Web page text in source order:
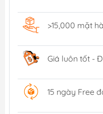
>15,000 mặt
Giá luôn tốt -
15 ngày Free